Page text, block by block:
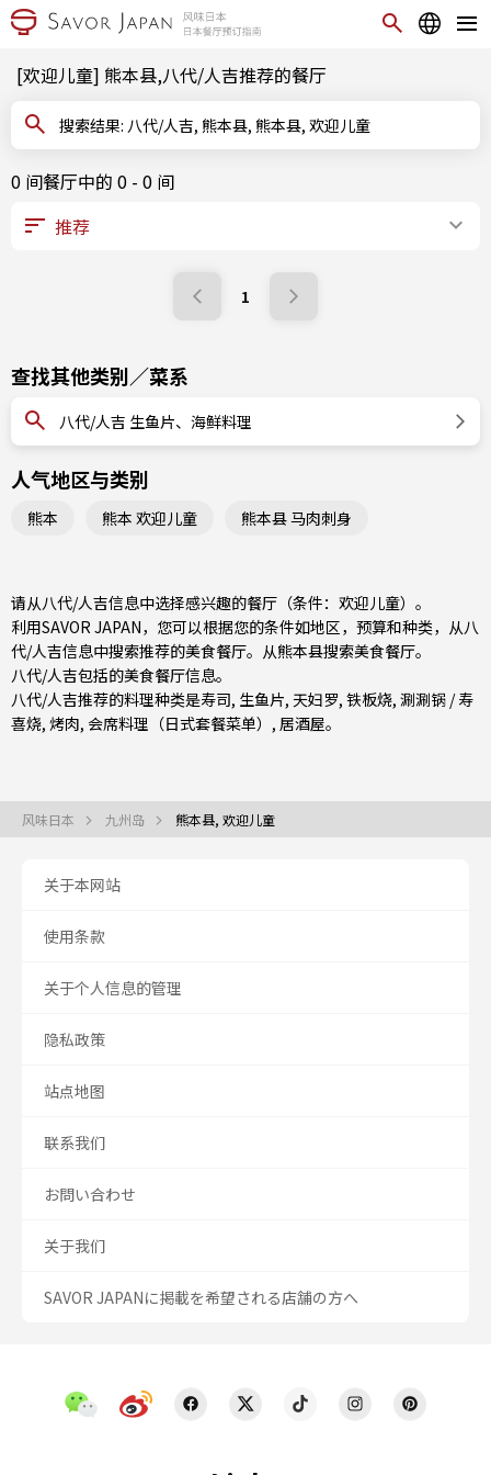
[欢迎儿童] 熊本县,八代/人吉推荐的餐厅
搜索结果: 八代/人吉, 熊本县, 熊本县, 欢迎儿童
0 间餐厅中的 0 - 0 间
1
查找其他类别／菜系
八代/人吉 生鱼片、海鲜料理
人气地区与类别
熊本 熊本 欢迎儿童 熊本县 马肉刺身
请从八代/人吉信息中选择感兴趣的餐厅（条件：欢迎儿童）。
利用SAVOR JAPAN，您可以根据您的条件如地区，预算和种类，从八
代/人吉信息中搜索推荐的美食餐厅。从熊本县搜索美食餐厅。
八代/人吉包括的美食餐厅信息。
八代/人吉推荐的料理种类是寿司, 生鱼片, 天妇罗, 铁板烧, 涮涮锅 / 寿
喜烧, 烤肉, 会席料理（日式套餐菜单） , 居酒屋。
风味日本 九州岛 熊本县, 欢迎儿童
关于本网站
使用条款
关于个人信息的管理
隐私政策
站点地图
联系我们
お問い合わせ
关于我们
SAVOR JAPANに掲載を希望される店舗の方へ